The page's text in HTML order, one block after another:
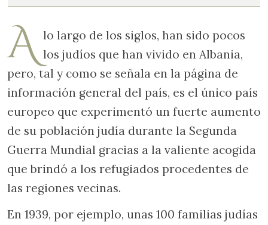
A lo largo de los siglos, han sido pocos
los judíos que han vivido en Albania,
pero, tal y como se señala en la página de
información general del país, es el único país
europeo que experimentó un fuerte aumento
de su población judía durante la Segunda
Guerra Mundial gracias a la valiente acogida
que brindó a los refugiados procedentes de
las regiones vecinas.
En 1939, por ejemplo, unas 100 familias judías